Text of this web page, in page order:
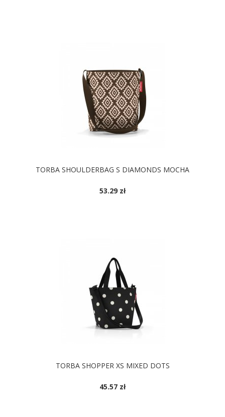
TORBA SHOULDERBAG S DIAMONDS MOCHA
53.29 zł
TORBA SHOPPER XS MIXED DOTS
45.57 zł